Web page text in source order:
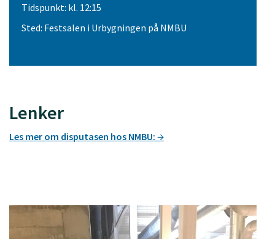
Tidspunkt: kl. 12:15
Sted: Festsalen i Urbygningen på NMBU
Lenker
Les mer om disputasen hos NMBU: